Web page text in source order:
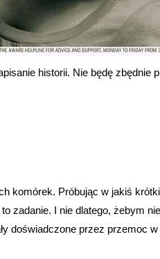
historii. Nie będę zbędnie
komórek. Próbując w jakiś
zadanie. I nie dlatego, żebym nie
doświadczone przez przemoc